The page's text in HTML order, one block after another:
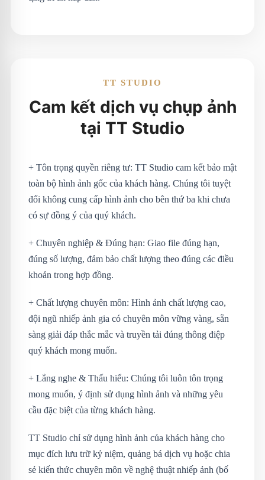
TT STUDIO
Cam kết dịch vụ chụp ảnh
tại TT Studio
+ Tôn trọng quyền riêng tư: TT Studio cam kết bảo mật
toàn bộ hình ảnh gốc của khách hàng. Chúng tôi tuyệt
đối không cung cấp hình ảnh cho bên thứ ba khi chưa
có sự đồng ý của quý khách.
+ Chuyên nghiệp & Đúng hạn: Giao file đúng hạn,
đúng số lượng, đảm bảo chất lượng theo đúng các điều
khoản trong hợp đồng.
+ Chất lượng chuyên môn: Hình ảnh chất lượng cao,
đội ngũ nhiếp ảnh gia có chuyên môn vững vàng, sẵn
sàng giải đáp thắc mắc và truyền tải đúng thông điệp
quý khách mong muốn.
+ Lắng nghe & Thấu hiểu: Chúng tôi luôn tôn trọng
mong muốn, ý định sử dụng hình ảnh và những yêu
cầu đặc biệt của từng khách hàng.
TT Studio chỉ sử dụng hình ảnh của khách hàng cho
mục đích lưu trữ kỷ niệm, quảng bá dịch vụ hoặc chia
sẻ kiến thức chuyên môn về nghệ thuật nhiếp ảnh (bố